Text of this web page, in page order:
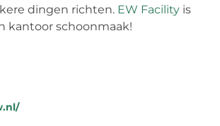
dingen richten. EW Facility is
kantoor schoonmaak!